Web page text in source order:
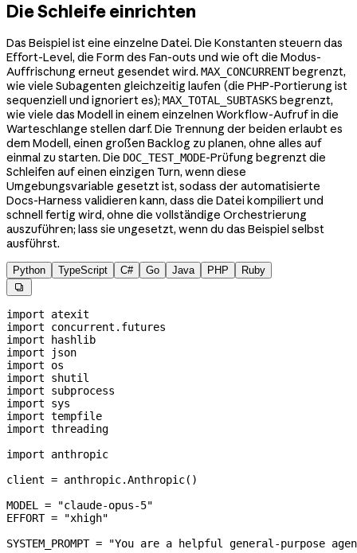
Die Schleife einrichten
Das Beispiel ist eine einzelne Datei. Die Konstanten steuern das
Effort-Level, die Form des Fan-outs und wie oft die Modus-
Auffrischung erneut gesendet wird. MAX_CONCURRENTbegrenzt,
wie viele Subagenten gleichzeitig laufen (die PHP-Portierung ist
sequenziell und ignoriert es); MAX_TOTAL_SUBTASKSbegrenzt,
wie viele das Modell in einem einzelnen Workflow-Aufruf in die
Warteschlange stellen darf. Die Trennung der beiden erlaubt es
dem Modell, einen großen Backlog zu planen, ohne alles auf
einmal zu starten. Die DOC_TEST_MODE-Prüfung begrenzt die
Schleifen auf einen einzigen Turn, wenn diese
Umgebungsvariable gesetzt ist, sodass der automatisierte
Docs-Harness validieren kann, dass die Datei kompiliert und
schnell fertig wird, ohne die vollständige Orchestrierung
auszuführen; lass sie ungesetzt, wenn du das Beispiel selbst
ausführst.
Python TypeScript C# Go Java PHP Ruby

import atexit
import concurrent.futures
import hashlib
import json
import os
import shutil
import subprocess
import sys
import tempfile
import threading
import anthropic
client = anthropic.Anthropic()
MODEL
= "claude-opus-5"
EFFORT = "xhigh"
SYSTEM_PROMPT = "You are a helpful general-purpose